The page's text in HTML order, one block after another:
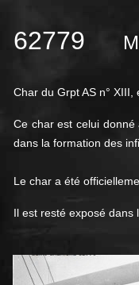
62779
Char du Grpt AS n°
Ce char est celui
dans la formation des
Le char a été
Il est resté exposé dans